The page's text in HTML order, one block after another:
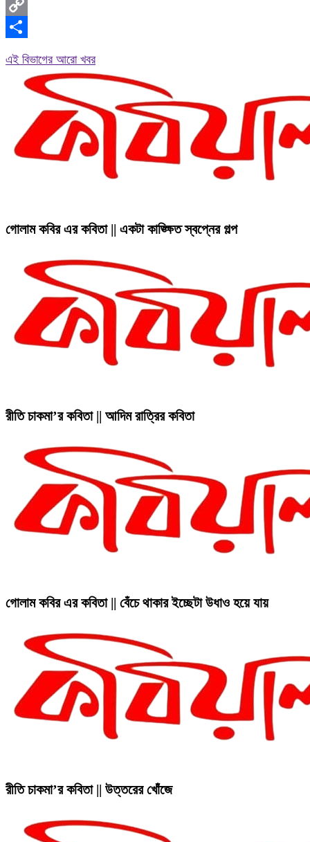
Messenger
Copy
এই বিভাগের আরো খবর
গোলাম কবির এর কবিতা || একটা কাঙ্ক্ষিত স্বপ্নের গল্প
রীতি চাকমা’র কবিতা || আদিম রাত্রির কবিতা
গোলাম কবির এর কবিতা || বেঁচে থাকার ইচ্ছেটা উধাও হয়ে যায়
রীতি চাকমা’র কবিতা || উত্তরের খোঁজে